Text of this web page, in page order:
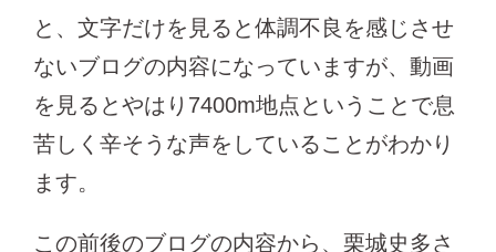
と、文字だけを見ると体調不良を感じさせ
ないブログの内容になっていますが、動画
を見るとやはり7400m地点ということで息
苦しく辛そうな声をしていることがわかり
ます。
この前後のブログの内容から、栗城史多さ